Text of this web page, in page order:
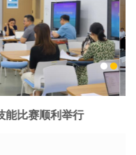
人工智能赋能应用型本